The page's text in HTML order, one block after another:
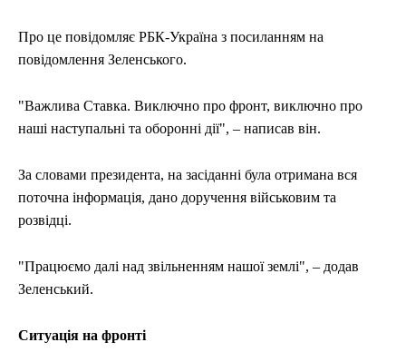
Про це повідомляє РБК-Україна з посиланням на
повідомлення Зеленського.
"Важлива Ставка. Виключно про фронт, виключно про
наші наступальні та оборонні дії", – написав він.
За словами президента, на засіданні була отримана вся
поточна інформація, дано доручення військовим та
розвідці.
"Працюємо далі над звільненням нашої землі", – додав
Зеленський.
Ситуація на фронті